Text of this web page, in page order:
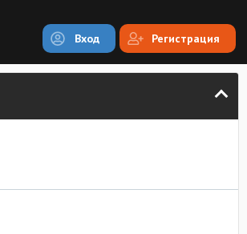
Вход Регистрация